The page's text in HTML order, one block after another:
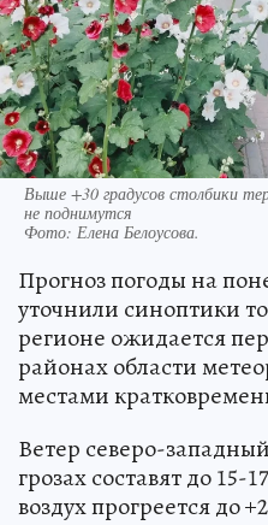
Выше +30 градусов столбики
не поднимутся
Фото: Елена Белоусова.
Прогноз погоды на
уточнили синоптики
регионе ожидается
районах области
местами
Ветер северо-
грозах составят до
воздух прогреется до